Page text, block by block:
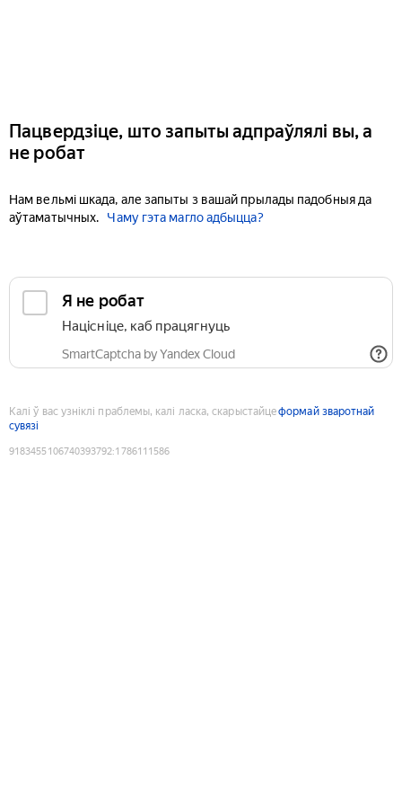
Пацвердзіце, што запыты адпраўлялі вы, а
не робат
Нам вельмі шкада, але запыты з вашай прылады падобныя да
аўтаматычных.
Чаму гэта магло адбыцца?
Я не робат
Націсніце, каб працягнуць
SmartCaptcha by Yandex Cloud
Калі ў вас узніклі праблемы, калі ласка, скарыстайцеформай зваротнай
сувязі
9183455106740393792:1786111586